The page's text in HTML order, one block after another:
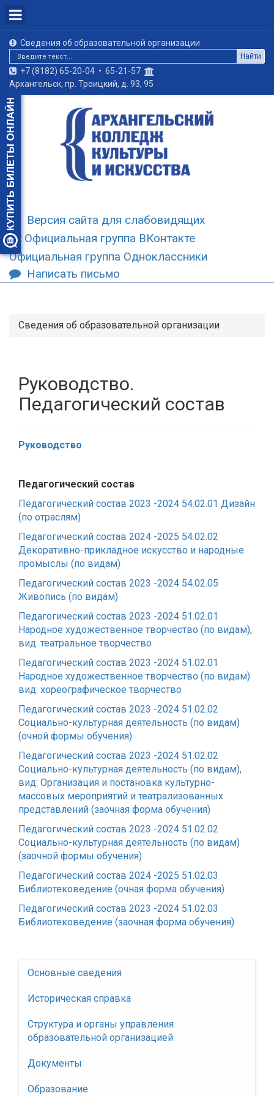
Сведения об образовательной организации
Найти
+7 (8182) 65-20-04 • 65-21-57
Архангельск, пр. Троицкий, д. 93, 95
Версия сайта для слабовидящих
Официальная группа ВКонтакте
Официальная группа Одноклассники
Написать письмо
Сведения об образовательной организации
Руководство.
Педагогический состав
Руководство
Педагогический состав
Педагогический состав 2023 -2024 54.02.01 Дизайн
(по отраслям)
Педагогический состав 2024 -2025 54.02.02
Декоративно-прикладное искусство и народные
промыслы (по видам)
Педагогический состав 2023 -2024 54.02.05
Живопись (по видам)
Педагогический состав 2023 -2024 51.02.01
Народное художественное творчество (по видам),
вид: театральное творчество
Педагогический состав 2023 -2024 51.02.01
Народное художественное творчество (по видам)
вид: хореографическое творчество
Педагогический состав 2023 -2024 51.02.02
Социально-культурная деятельность (по видам)
(очной формы обучения)
Педагогический состав 2023 -2024 51.02.02
Социально-культурная деятельность (по видам),
вид: Организация и постановка культурно-
массовых мероприятий и театрализованных
представлений (заочная форма обучения)
Педагогический состав 2023 -2024 51.02.02
Социально-культурная деятельность (по видам)
(заочной формы обучения)
Педагогический состав 2024 -2025 51.02.03
Библиотековедение (очная форма обучения)
Педагогический состав 2023 -2024 51.02.03
Библиотековедение (заочная форма обучения)
Основные сведения
Историческая справка
Структура и органы управления
образовательной организацией
Документы
Образование